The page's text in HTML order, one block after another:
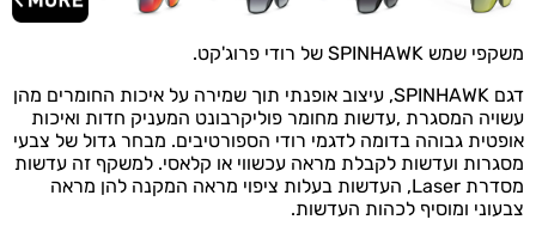
משקפי שמש SPINHAWK של רודי פרוג'קט.
דגם SPINHAWK, עיצוב אופנתי תוך שמירה על איכות החומרים מהן
עשויה המסגרת ,עדשות מחומר פוליקרבונט המעניק חדות ואיכות
אופטית גבוהה בדומה לדגמי רודי הספורטיבים. מבחר גדול של צבעי
מסגרות ועדשות לקבלת מראה עכשווי או קלאסי. למשקף זה עדשות
מסדרת Laser, העדשות בעלות ציפוי מראה המקנה להן מראה
צבעוני ומוסיף לכהות העדשות.